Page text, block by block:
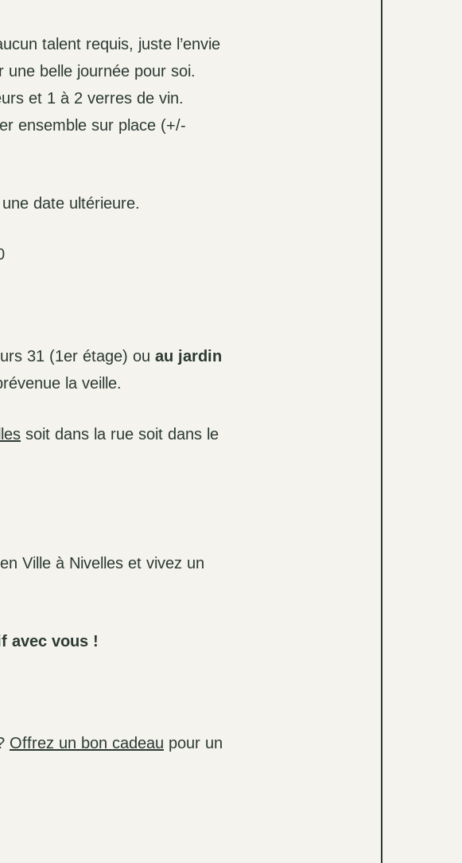
talent requis, juste l’envie
belle journée pour soi.
et 1 à 2 verres de vin.
ensemble sur place (+/-
date ultérieure.
31 (1er étage) ou au jardin
la veille.
soit dans la rue soit dans le
Ville à Nivelles et vivez un
avec vous !
Offrez un bon cadeau pour un